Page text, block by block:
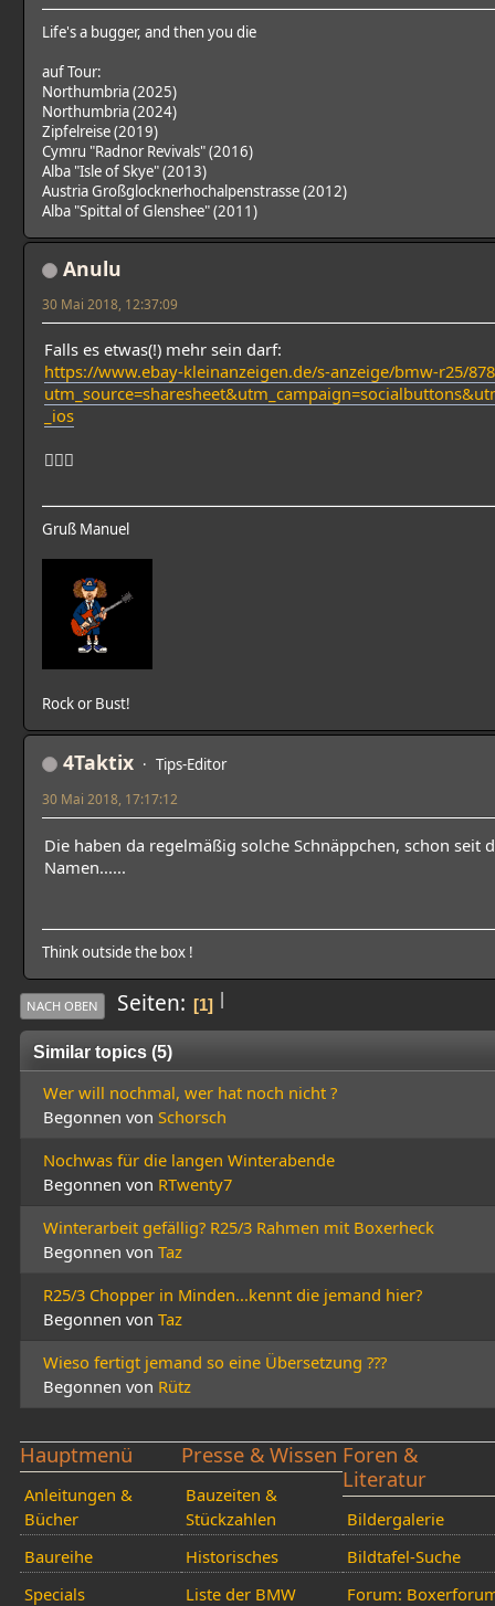
Life's a bugger, and then you die
auf Tour:
Northumbria (2025)
Northumbria (2024)
Zipfelreise (2019)
Cymru "Radnor Revivals" (2016)
Alba "Isle of Skye" (2013)
Austria Großglocknerhochalpenstrasse (2012)
Alba "Spittal of Glenshee" (2011)
Anulu
30 Mai 2018, 12:37:09
Falls es etwas(!) mehr sein darf:
https://www.ebay-kleinanzeigen.de/s-anzeige/bmw-r25/
_ios
🤦🏻‍♂️
Gruß Manuel
Rock or Bust!
4Taktix Tips-Editor
30 Mai 2018, 17:17:12
Die haben da regelmäßig solche Schnäppchen, schon seit
Namen......
Think outside the box !
|
NACH OBEN Seiten 1
Similar topics (5)
Wer will nochmal, wer hat noch nicht ?
Begonnen von Schorsch
Nochwas für die langen Winterabende
Begonnen von RTwenty7
Winterarbeit gefällig? R25/3 Rahmen mit Boxerheck
Begonnen von Taz
R25/3 Chopper in Minden...kennt die jemand hier?
Begonnen von Taz
Wieso fertigt jemand so eine Übersetzung ???
Begonnen von Rütz
Hauptmenü
Anleitungen &
Bücher
Baureihe
Specials
Presse & Wissen
Bauzeiten &
Stückzahlen
Historisches
Liste der BMW
Foren &
Literatur
Bildergalerie
Bildtafel-Suche
Forum: